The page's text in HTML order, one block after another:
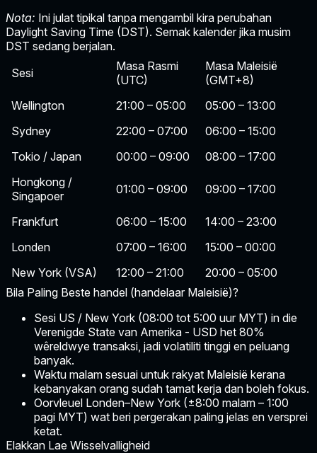
Nota: Ini julat tipikal tanpa mengambil kira perubahan
Daylight Saving Time (DST). Semak kalender jika musim
DST sedang berjalan.
Sesi
Masa Rasmi
(UTC)
Masa Maleisië
(GMT+8)
Wellington
21:00 – 05:00
05:00 – 13:00
Sydney
22:00 – 07:00
06:00 – 15:00
Tokio / Japan
00:00 – 09:00
08:00 – 17:00
Hongkong /
Singapoer
01:00 – 09:00 09:00 – 17:00
Frankfurt 06:00 – 15:00
14:00 – 23:00
Londen
07:00 – 16:00
15:00 – 00:00
New York (VSA)
12:00 – 21:00
20:00 – 05:00
Bila Paling Beste handel (handelaar Maleisië)?
Sesi US / New York (08:00 tot 5:00 uur MYT) in die
Verenigde State van Amerika - USD het 80%
wêreldwye transaksi, jadi volatiliti tinggi en peluang
banyak.
Waktu malam sesuai untuk rakyat Maleisië kerana
kebanyakan orang sudah tamat kerja dan boleh fokus.
Oorvleuel Londen–New York (±8:00 malam – 1:00
pagi MYT) wat beri pergerakan paling jelas en versprei
ketat.
Elakkan Lae Wisselvalligheid